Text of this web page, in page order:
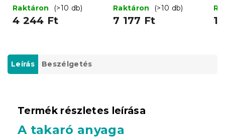
Raktáron (>10 db)
4 244 Ft
párnával 70 x 90 cm
BASIC
Raktáron (>10 db)
7 177 Ft 1
Leírás Beszélgetés
Termék részletes leírása
A takaró anyaga